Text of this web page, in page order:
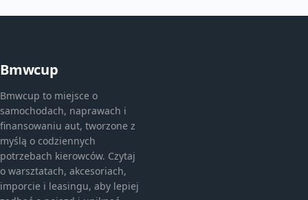
Bmwcup
Bmwcup to miejsce o
samochodach, naprawach i
finansowaniu aut, tworzone z
myślą o codziennych
potrzebach kierowców. Czytaj
o warsztatach, akcesoriach,
imporcie i leasingu, aby lepiej